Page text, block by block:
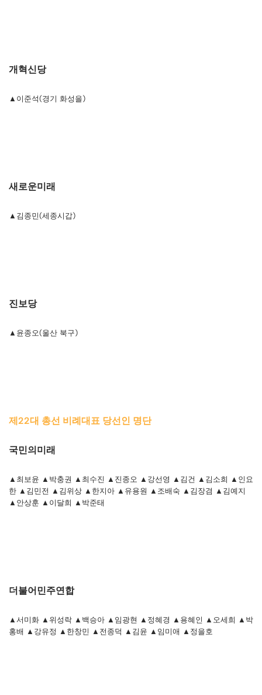
개혁신당
▲이준석(경기 화성을)
새로운미래
▲김종민(세종시갑)
진보당
▲윤종오(울산 북구)
제22대 총선 비례대표 당선인 명단
국민의미래
▲최보윤 ▲박충권 ▲최수진 ▲진종오 ▲강선영 ▲김건 ▲김소희 ▲인요
한 ▲김민전 ▲김위상 ▲한지아 ▲유용원 ▲조배숙 ▲김장겸 ▲김예지
▲안상훈 ▲이달희 ▲박준태
더불어민주연합
▲서미화 ▲위성락 ▲백승아 ▲임광현 ▲정혜경 ▲용혜인 ▲오세희 ▲박
홍배 ▲강유정 ▲한창민 ▲전종덕 ▲김윤 ▲임미애 ▲정을호